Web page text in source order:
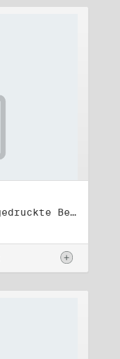
Titel: Manuskripte und gedruckte Belege (3)